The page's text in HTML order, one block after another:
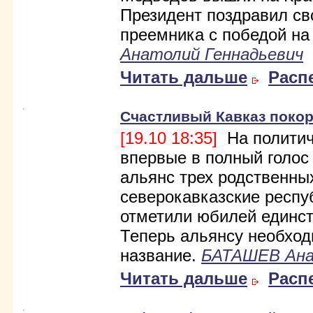
Президент поздравил
преемника с победой
Анатолий Геннадьевич
Читать дальше
Счастливый Кавказ
[19.10 18:35] На
впервые в полный
альянс трех
северокавказские
отметили юбилей
Теперь альянсу
название. БАТАШЕВ
Читать дальше